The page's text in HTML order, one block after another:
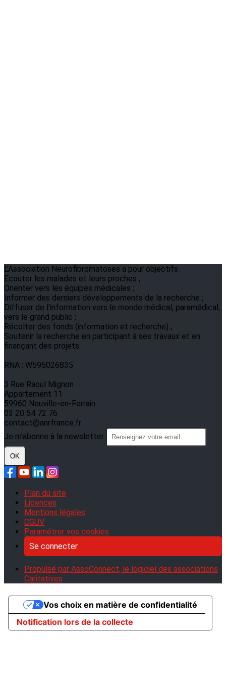
L'Association Neurofibromatoses a pour objectifs :
Ecouter les malades et leurs proches ;
Orienter vers les équipes médicales ;
Informer des derniers développements de la recherche ;
Diffuser de l’information vers le monde médical, paramédical,
vers le grand public ;
Récolter des fonds (information et recherche) ;
Soutenir la recherche en participant à ses travaux et en
finançant des projets.
RNA : W595026835
3 Rue Raoul Mignon
Appartement 11
59960 Neuville-en-Ferrain
03 20 54 72 76
contact@anrfrance.fr
Je m'abonne à la newsletter
OK
Plan du site
Licences
Mentions légales
CGUV
Paramétrer vos cookies
Se connecter
Propulsé par AssoConnect, le logiciel des associations
Caritatives
Notification lors de la collecte
Vos choix en matière de confidentialité